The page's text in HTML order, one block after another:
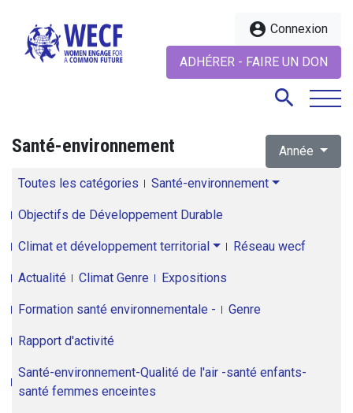
account_circle Connexion
ADHÉRER - FAIRE UN DON
search
Santé-environnement Année
Toutes les catégories Santé-environnement
Objectifs de Développement Durable
Climat et développement territorial Réseau wecf
Actualité Climat Genre Expositions
Formation santé environnementale - Genre
Rapport d'activité
Santé-environnement-Qualité de l'air -santé enfants-
santé femmes enceintes